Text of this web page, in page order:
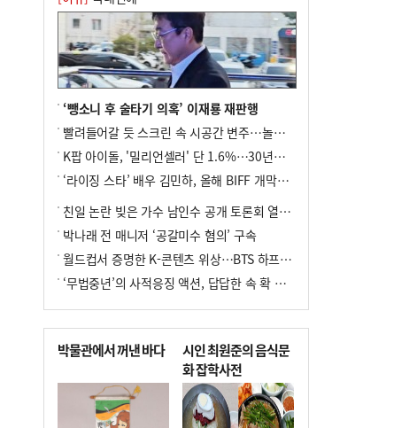
군사기밀 유출자 색출 지시
부산 주유소 휘발유 평균가 ℓ당 1849원…
전주보다 3원 ↓
8
[속보] ‘심판 성접대’ 논란 축구협회 공식
사과…“현재는 부적절 행위 없어”
9
서울 중랑구서 흉기 난동…60대 남성 2명
사망
10 "올해 코스피 사이드카 43회 중 25회는 삼
‘뺑소니 후 술타기 의혹’ 이재룡 재판행
빨려들어갈 듯 스크린 속 시공간 변주…놀란의 메시지는 ‘전쟁 속죄’
K팝 아이돌, '밀리언셀러' 단 1.6%…30년간 등장 1182개팀 전수조사
‘라이징 스타’ 배우 김민하, 올해 BIFF 개막식 사회자 확정
친일 논란 빚은 가수 남인수 공개 토론회 열린다.
박나래 전 매니저 ‘공갈미수 혐의’ 구속
월드컵서 증명한 K-콘텐츠 위상…BTS 하프타임쇼·정호연 트로피 세리머니
‘무법중년’의 사적응징 액션, 답답한 속 확 뚫어주네
박물관에서 꺼낸 바다
시인 최원준의 음식문
화 잡학사전